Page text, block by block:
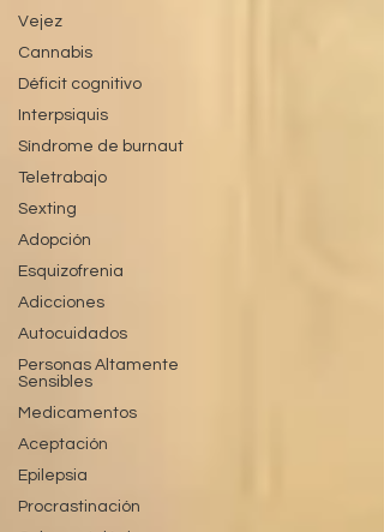
Vejez
Cannabis
Déficit cognitivo
Interpsiquis
Síndrome de burnaut
Teletrabajo
Sexting
Adopción
Esquizofrenia
Adicciones
Autocuidados
Personas Altamente
Sensibles
Medicamentos
Aceptación
Epilepsia
Procrastinación